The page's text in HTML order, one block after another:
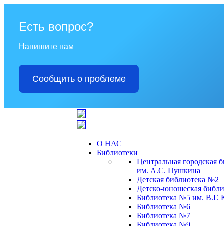
Есть вопрос?
Напишите нам
Сообщить о проблеме
О НАС
Библиотеки
Центральная городская
им. А.С. Пушкина
Детская библиотека №2
Детско-юношеская
Библиотека №5 им. В.Г.
Библиотека №6
Библиотека №7
Библиотека №9